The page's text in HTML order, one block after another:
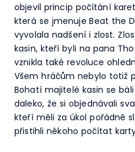
objevil princip počítání
která se jmenuje Beat the
vyvolala nadšení i zlost.
kasin, kteří byli na pana
vznikla také revoluce
Všem hráčům nebylo totiž
Bohatí majitelé kasin se
daleko, že si objednávali
kteří měli za úkol pořádně
přistihli někoho počítat